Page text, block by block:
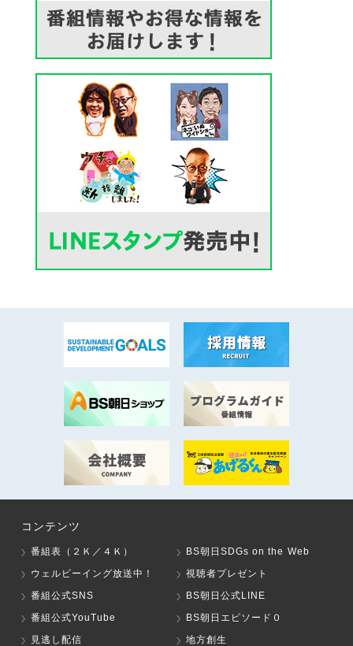
コンテンツ
番組表（２Ｋ／４Ｋ）
BS朝日SDGs on the Web
ウェルビーイング放送中！
視聴者プレゼント
番組公式SNS
BS朝日公式LINE
番組公式YouTube
BS朝日エピソード０
見逃し配信
地方創生